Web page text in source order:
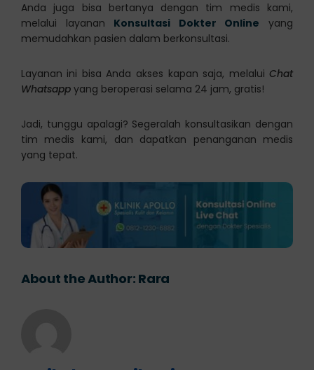
Anda juga bisa bertanya dengan tim medis kami,
melalui layanan Konsultasi Dokter Online yang
memudahkan pasien dalam berkonsultasi.
Layanan ini bisa Anda akses kapan saja, melaluiChat
Whatsappyang beroperasi selama 24 jam, gratis!
Jadi, tunggu apalagi? Segeralah konsultasikan dengan
tim medis kami, dan dapatkan penanganan medis
yang tepat.
About the Author: Rara